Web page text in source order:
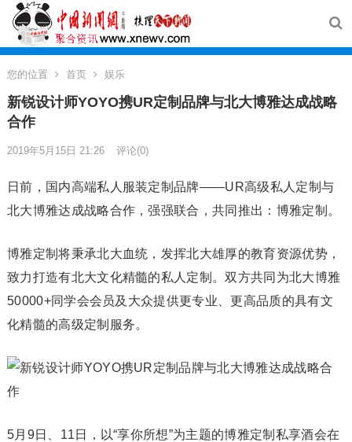
您的位置 首页 娱乐
新锐设计师YOYO携UR定制品牌与北大博雅达成战略
合作
2019年5月15日 21:26 评论(0)
日前，国内高端私人服装定制品牌——UR高级私人定制与
北大博雅达成战略合作，强强联合，共同推出：博雅定制。
博雅定制将秉承北大血统，发挥北大雄厚的教育资源优势，
致力打造有北大文化精髓的私人定制。双方共同为北大博雅
50000+同学会会员及大众提供更专业、更高品质的具有文
化精髓的高级定制服务。
5月9日、11日，以“享你所想”为主题的博雅定制私享酒会在